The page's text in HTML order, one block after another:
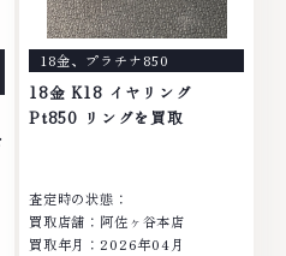
18金、 プラチナ850
18金 K18 イヤリング
Pt850 リングを買取
査定時の状態：
買取店舗：阿佐ヶ谷本店
買取年月：2026年04月